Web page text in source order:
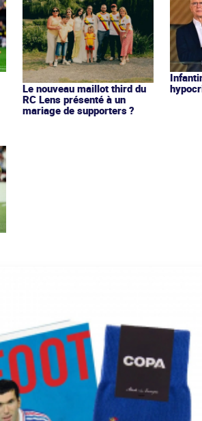
Le nouveau maillot third du
RC Lens présenté à un
mariage de supporters ?